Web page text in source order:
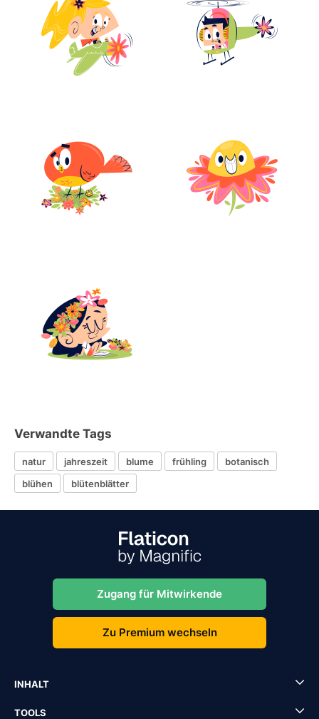
Verwandte Tags
natur jahreszeit blume frühling
botanisch
blühen
blütenblätter
Zugang für Mitwirkende
Zu Premium wechseln
INHALT
TOOLS